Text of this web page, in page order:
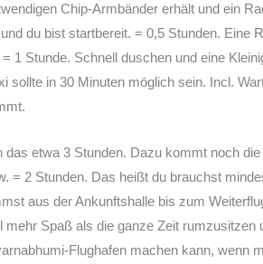
Chip-Armbänder erhält und ein
du bist startbereit. = 0,5 Stunden. Eine
1 Stunde. Schnell duschen und eine
sollte in 30 Minuten möglich sein. Incl.
etwa 3 Stunden. Dazu kommt noch
= 2 Stunden. Das heißt du brauchst
aus der Ankunftshalle bis zum
mehr Spaß als die ganze Zeit rumzusitzen
Flughafen machen kann, wenn